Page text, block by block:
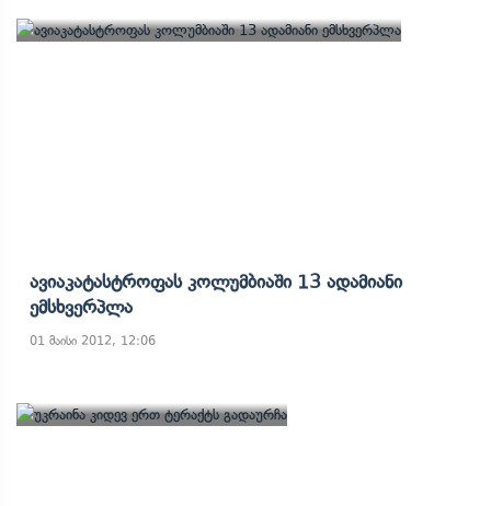
Ავიაკატასტროფას Კოლუმბიაში 13 Ადამიანი
Ემსხვერპლა
01 მაისი 2012, 12:06